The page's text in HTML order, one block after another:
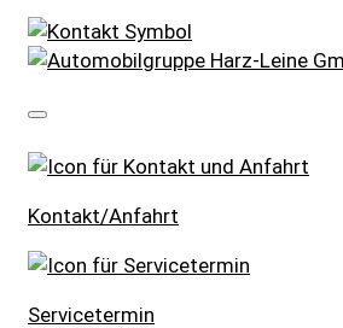
Kontakt/Anfahrt
Servicetermin